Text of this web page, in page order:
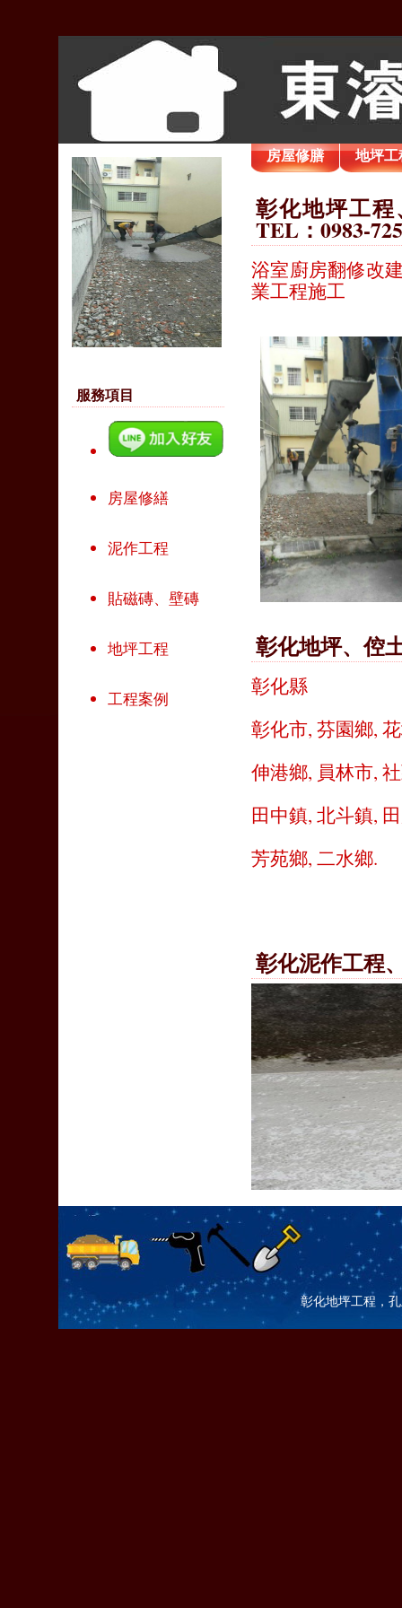
服務項目
房屋修繕
泥作工程
貼磁磚、壁磚
地坪工程
工程案例
房屋修膳 地坪工
彰化地坪工
TEL：0983-
浴室廚房翻修改
業工程施工
彰化地坪、倥
彰化縣
彰化市, 芬園鄉,
伸港鄉, 員林市,
田中鎮, 北斗鎮,
芳苑鄉, 二水鄉.
彰化泥作工程
彰化地坪工程，